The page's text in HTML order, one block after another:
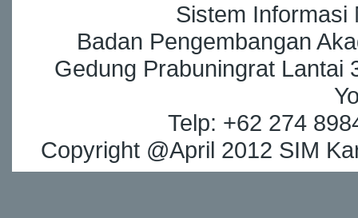
Sistem Informasi
Badan Pengembangan
Gedung Prabuningrat Lantai
Telp: +62 274
Copyright @April 2012 SIM